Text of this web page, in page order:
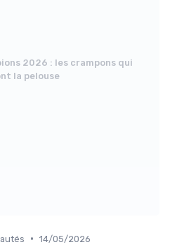
2026 : les crampons qui
la pelouse
• 14/05/2026